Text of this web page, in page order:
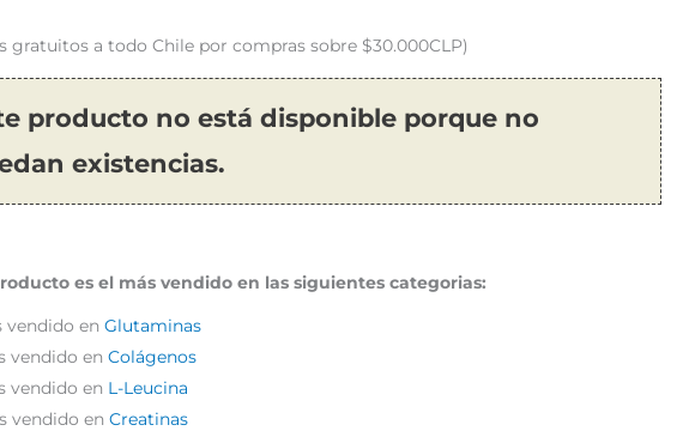
gratuitos a todo Chile por compras sobre $30.000CLP)
producto no está disponible porque no
existencias.
es el más vendido en las siguientes categorias:
vendido en Glutaminas
vendido en Colágenos
vendido en L-Leucina
vendido en Creatinas